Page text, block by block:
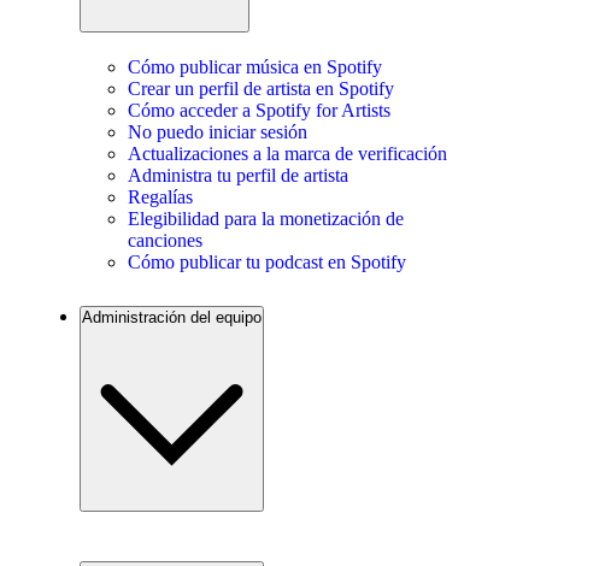
Cómo publicar música en Spotify
Crear un perfil de artista en Spotify
Cómo acceder a Spotify for Artists
No puedo iniciar sesión
Actualizaciones a la marca de verificación
Administra tu perfil de artista
Regalías
Elegibilidad para la monetización de
canciones
Cómo publicar tu podcast en Spotify
Administración del equipo